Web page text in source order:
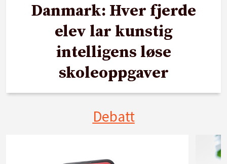
Danmark: Hver fjerde
elev lar kunstig
intelligens løse
skoleoppgaver
Debatt